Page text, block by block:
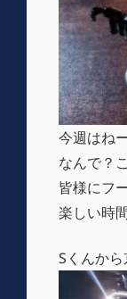
今週はね
なんで？
皆様にフ
楽しい時
Sくんか